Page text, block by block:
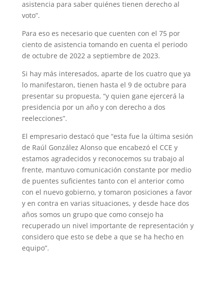
asistencia para saber quiénes tienen derecho al
voto”.
Para eso es necesario que cuenten con el 75 por
ciento de asistencia tomando en cuenta el periodo
de octubre de 2022 a septiembre de 2023.
Si hay más interesados, aparte de los cuatro que ya
lo manifestaron, tienen hasta el 9 de octubre para
presentar su propuesta, “y quien gane ejercerá la
presidencia por un año y con derecho a dos
reelecciones”.
El empresario destacó que “esta fue la última sesión
de Raúl González Alonso que encabezó el CCE y
estamos agradecidos y reconocemos su trabajo al
frente, mantuvo comunicación constante por medio
de puen­tes suficientes tanto con el anterior como
con el nuevo gobierno, y tomaron posiciones a favor
y en contra en varias situaciones, y desde hace dos
años somos un grupo que como consejo ha
recuperado un nivel im­portante de representación y
considero que esto se debe a que se ha hecho en
equipo”.